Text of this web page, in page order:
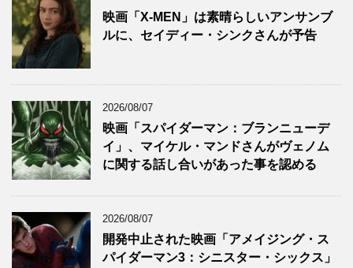
映画「X-MEN」は素晴らしいアンサンブ
ルに、セイディー・シンクさんが予告
2026/08/07
映画「スパイダーマン：ブランニューデ
イ」、マイケル・マンドさんがヴェノム
に関する話し合いがあった事を認める
2026/08/07
開発中止された映画「アメイジング・ス
パイダーマン3：シニスター・シックス」